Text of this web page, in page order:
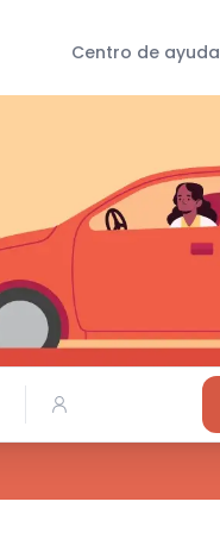
Centro de ayuda